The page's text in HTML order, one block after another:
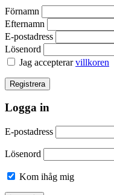
Förnamn
Efternamn
E-postadress
Lösenord
Jag accepterarvillkoren
Logga in
E-postadress
Lösenord
Kom ihåg mig